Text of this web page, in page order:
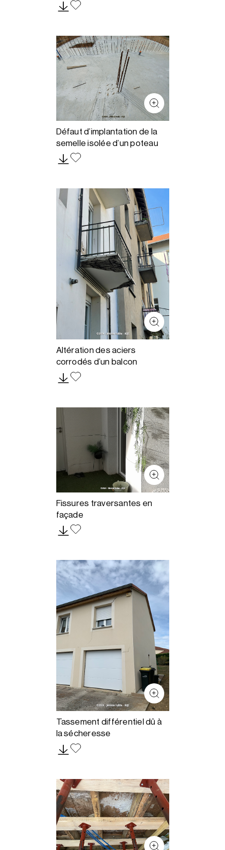
Défaut d’implantation de la
semelle isolée d’un poteau
Altération des aciers
corrodés d’un balcon
Fissures traversantes en
façade
Tassement différentiel dû à
la sécheresse